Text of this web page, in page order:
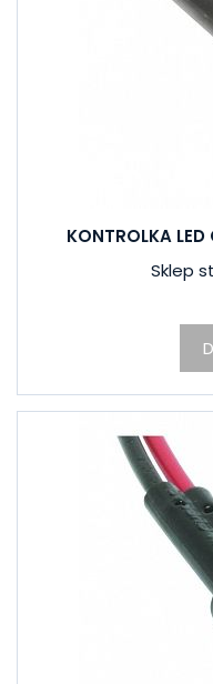
KONTROLKA
Sklep